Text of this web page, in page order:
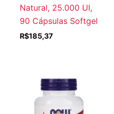
Natural, 25.000 UI,
90 Cápsulas Softgel
R$185,37